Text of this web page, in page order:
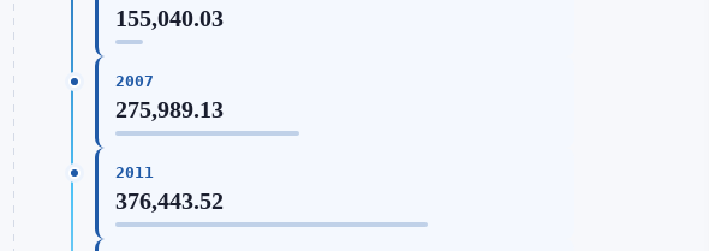
155,040.03
2007
275,989.13
2011
376,443.52